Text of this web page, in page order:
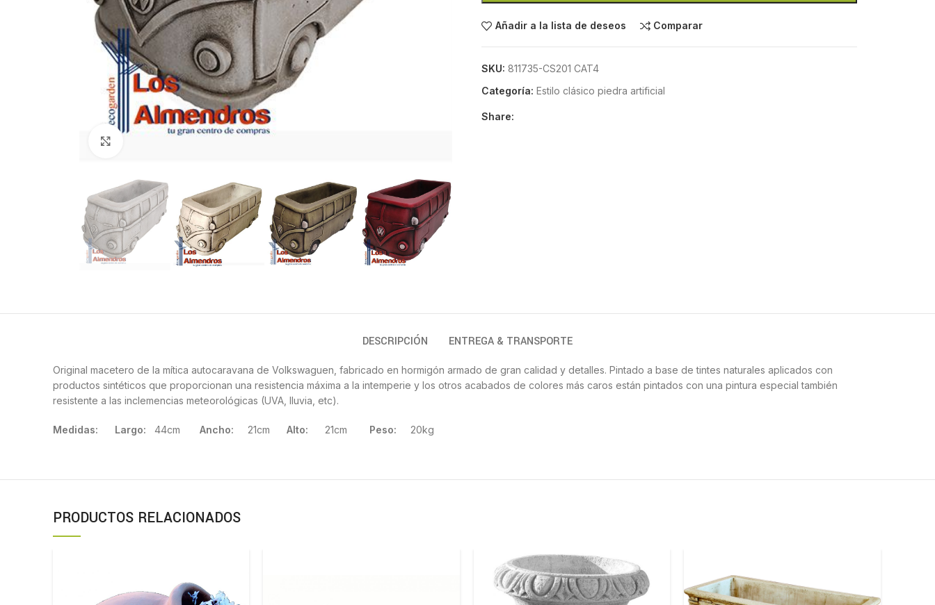
Añadir a la lista de deseos Comparar
SKU: 811735-CS201 CAT4
Categoría: Estilo clásico piedra artificial
Share:
DESCRIPCIÓN ENTREGA & TRANSPORTE
Original macetero de la mítica autocaravana de Volkswaguen, fabricado en hormigón armado de gran calidad y detalles. Pintado a base de tintes naturales aplicados con
productos sintéticos que proporcionan una resistencia máxima a la intemperie y los otros acabados de colores más caros están pintados con una pintura especial también
resistente a las inclemencias meteorológicas (UVA, lluvia, etc).
Medidas: Largo: 44cm Ancho: 21cm Alto: 21cm Peso: 20kg
PRODUCTOS RELACIONADOS